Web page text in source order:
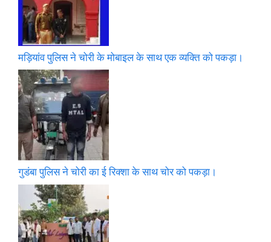
मड़ियांव पुलिस ने चोरी के मोबाइल के साथ एक व्यक्ति को पकड़ा।
गुडंबा पुलिस ने चोरी का ई रिक्शा के साथ चोर को पकड़ा।